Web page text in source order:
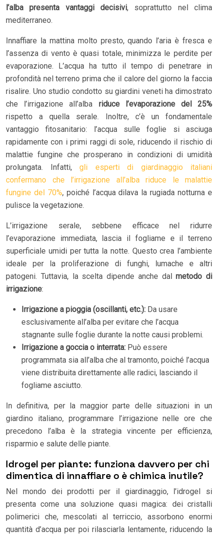
l’alba presenta vantaggi decisivi, soprattutto nel clima
mediterraneo.
Innaffiare la mattina molto presto, quando l’aria è fresca e
l’assenza di vento è quasi totale, minimizza le perdite per
evaporazione. L’acqua ha tutto il tempo di penetrare in
profondità nel terreno prima che il calore del giorno la faccia
risalire. Uno studio condotto su giardini veneti ha dimostrato
che l’irrigazione all’alba riduce l’evaporazione del 25%
rispetto a quella serale. Inoltre, c’è un fondamentale
vantaggio fitosanitario: l’acqua sulle foglie si asciuga
rapidamente con i primi raggi di sole, riducendo il rischio di
malattie fungine che prosperano in condizioni di umidità
prolungata. Infatti, gli esperti di giardinaggio italiani
confermano che l’irrigazione all’alba riduce le malattie
fungine del 70%, poiché l’acqua dilava la rugiada notturna e
pulisce la vegetazione.
L’irrigazione serale, sebbene efficace nel ridurre
l’evaporazione immediata, lascia il fogliame e il terreno
superficiale umidi per tutta la notte. Questo crea l’ambiente
ideale per la proliferazione di funghi, lumache e altri
patogeni. Tuttavia, la scelta dipende anche dalmetodo di
irrigazione:
Irrigazione a pioggia (oscillanti, etc.): Da usare
esclusivamente all’alba per evitare che l’acqua
stagnante sulle foglie durante la notte causi problemi.
Irrigazione a goccia o interrata: Può essere
programmata sia all’alba che al tramonto, poiché l’acqua
viene distribuita direttamente alle radici, lasciando il
fogliame asciutto.
In definitiva, per la maggior parte delle situazioni in un
giardino italiano, programmare l’irrigazione nelle ore che
precedono l’alba è la strategia vincente per efficienza,
risparmio e salute delle piante.
Idrogel per piante: funziona davvero per chi
dimentica di innaffiare o è chimica inutile?
Nel mondo dei prodotti per il giardinaggio, l’idrogel si
presenta come una soluzione quasi magica: dei cristalli
polimerici che, mescolati al terriccio, assorbono enormi
quantità d’acqua per poi rilasciarla lentamente, riducendo la